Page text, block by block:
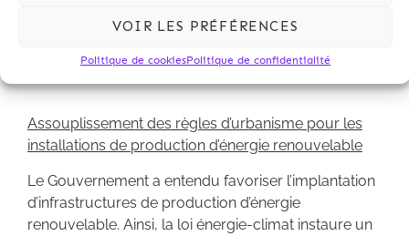
VOIR LES PRÉFÉRENCES
Politique de cookiesPolitique de confidentialité
région en matière d'autorité environnementale (v. en
ce sens notre
post du 23 août 2019 ).
Assouplissement des règles d’urbanisme pour les
installations de production d’énergie renouvelable
Le Gouvernement a entendu favoriser l’implantation
d’infrastructures de production d’énergie
renouvelable. Ainsi, la loi énergie-climat instaure un